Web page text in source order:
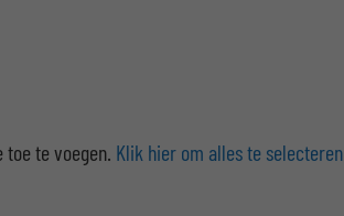
toe te voegen. Klik hier om alles te selecteren